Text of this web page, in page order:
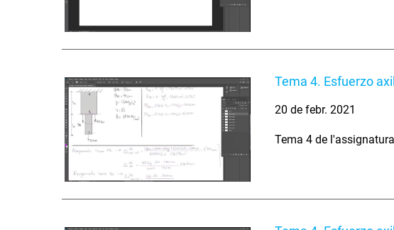
Tema 4. Esfuerzo
20 de febr. 2021
Tema 4 de